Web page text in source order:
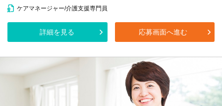
ケアマネージャー/介護支援専門員
詳細を見る 応募画面へ進む